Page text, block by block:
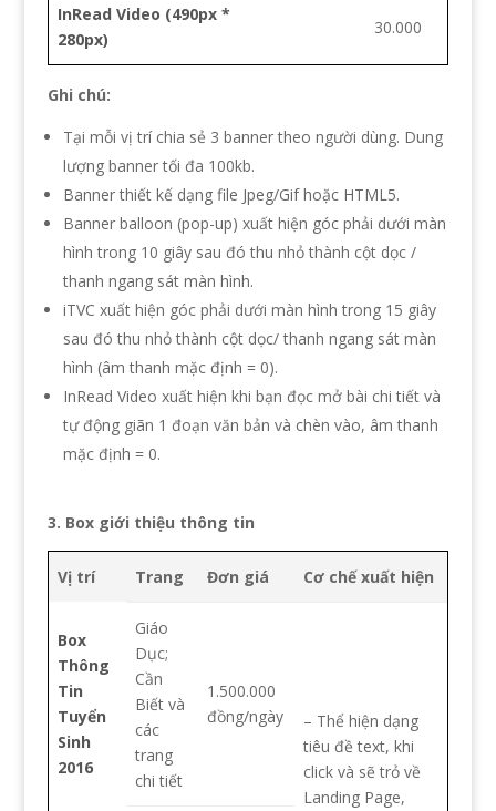
InRead Video (490px *
280px)
30.000
Ghi chú:
Tại mỗi vị trí chia sẻ 3 banner theo người dùng. Dung
lượng banner tối đa 100kb.
Banner thiết kế dạng file Jpeg/Gif hoặc HTML5.
Banner balloon (pop-up) xuất hiện góc phải dưới màn
hình trong 10 giây sau đó thu nhỏ thành cột dọc /
thanh ngang sát màn hình.
iTVC xuất hiện góc phải dưới màn hình trong 15 giây
sau đó thu nhỏ thành cột dọc/ thanh ngang sát màn
hình (âm thanh mặc định = 0).
InRead Video xuất hiện khi bạn đọc mở bài chi tiết và
tự động giãn 1 đoạn văn bản và chèn vào, âm thanh
mặc định = 0.
3. Box giới thiệu thông tin
Vị trí Trang Đơn giá Cơ chế xuất hiện
Box
Thông
Tin
Tuyển
Sinh
2016
Giáo
Dục;
Cần
Biết và
các
trang
chi tiết
1.500.000
đồng/ngày
– Thể hiện dạng
tiêu đề text, khi
click và sẽ trỏ về
Landing Page,